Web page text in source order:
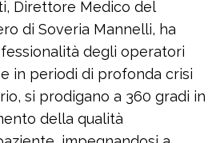
Direttore Medico del
di Soveria Mannelli, ha
degli operatori
in periodi di profonda crisi
si prodigano a 360 gradi in
della qualità